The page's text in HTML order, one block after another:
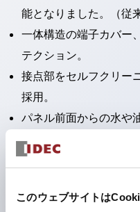
このウェブサイトは
能となりました。（従
一体構造の端子カバー
テクション。
接点部をセルフクリー
採用。
パネル前面からの水や
護構造：IP65。（ただ
IP40）
の機能を1つのスイッ